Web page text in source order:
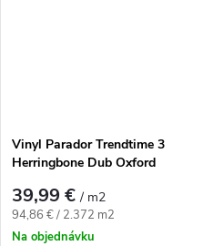
Vinyl Parador Trendtime 3
Herringbone Dub Oxford
39,99 €/ m2
Jednotková cena:
94,86 € / 2.372 m2
Na objednávku